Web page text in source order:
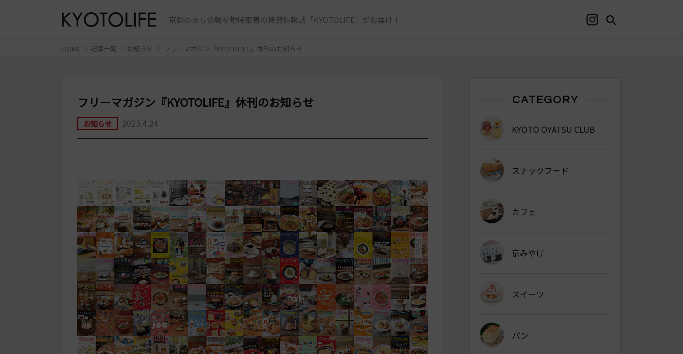
京都のまち情報を地域密着の賃貸情報誌「KYOTOLIFE」がお届け！
HOME 記事一覧 お知らせ フリーマガジン『KYOTOLIFE』休刊のお知らせ
フリーマガジン『KYOTOLIFE』休刊のお知らせ
お知らせ 2025.4.24
CATEGORY
KYOTO OYATSU CLUB
スナックフード
カフェ
京みやげ
スイーツ
パン